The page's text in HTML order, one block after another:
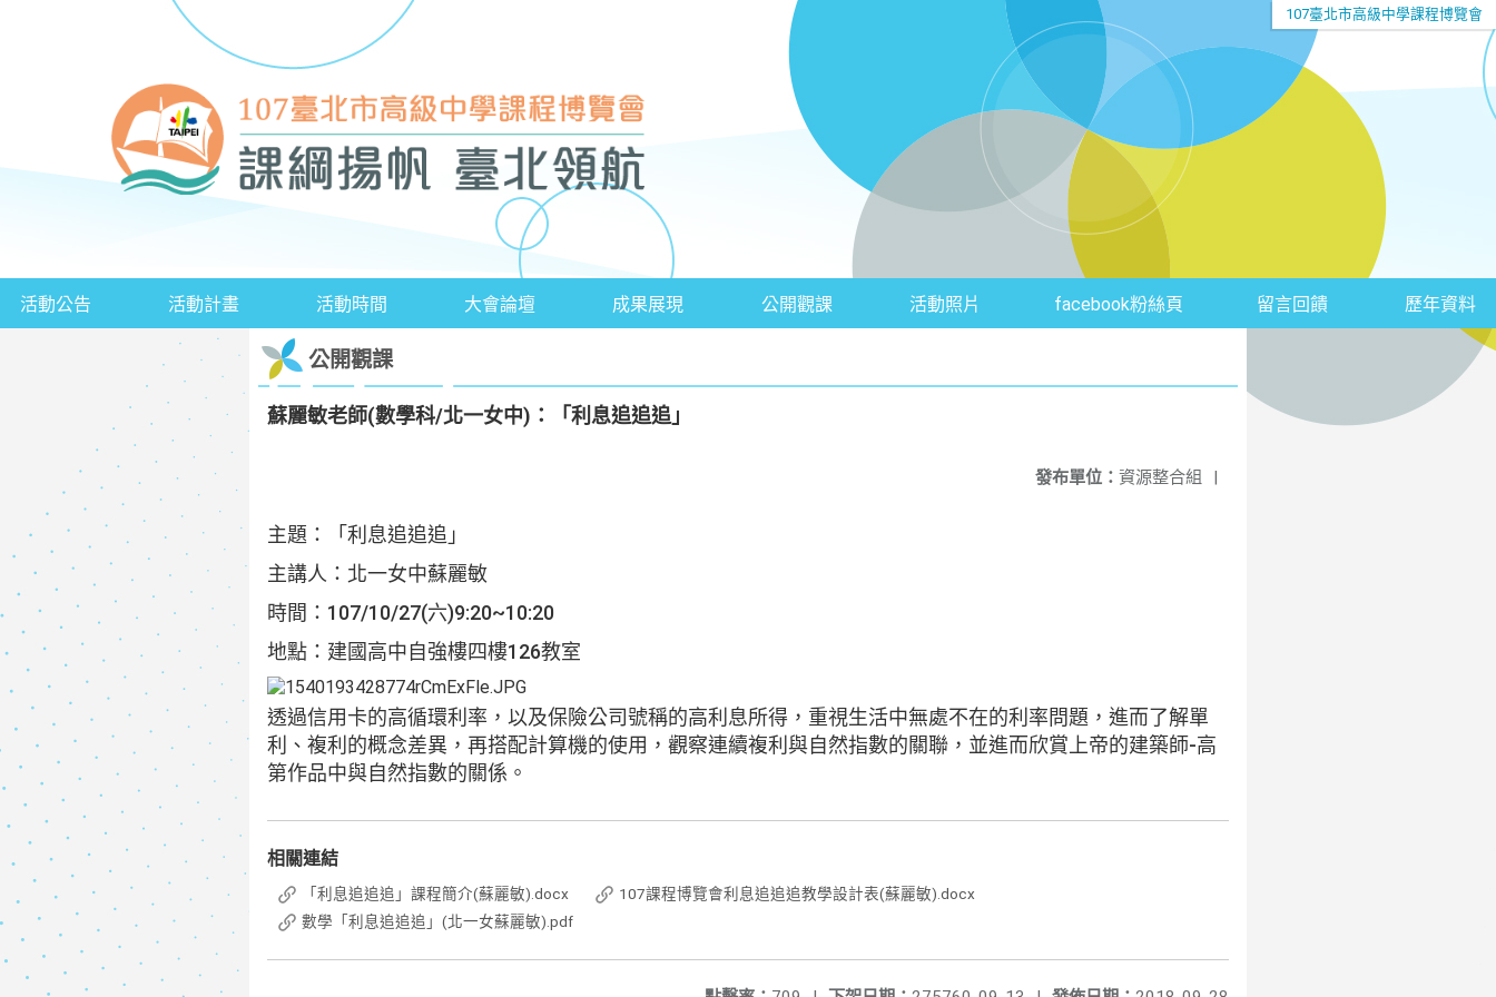
107臺北市高級中學課程博覽會
活動公告 活動計畫 活動時間 大會論壇 成果展現 公開觀課 活動照片 facebook粉絲頁 留言回饋 歷年資料
公開觀課
蘇麗敏老師(數學科/北一女中)：「利息追追追」
發布單位： 資源整合組 |
主題：「利息追追追」
主講人：北一女中蘇麗敏
時間：107/10/27(六)9:20~10:20
地點：建國高中自強樓四樓126教室
透過信用卡的高循環利率，以及保險公司號稱的高利息所得，重視生活中無處不在的利率問題，進而了解單
利、複利的概念差異，再搭配計算機的使用，觀察連續複利與自然指數的關聯，並進而欣賞上帝的建築師-高
第作品中與自然指數的關係。
相關連結
「利息追追追」課程簡介(蘇麗敏).docx
107課程博覽會利息追追追教學設計表(蘇麗敏).docx
數學「利息追追追」(北一女蘇麗敏).pdf